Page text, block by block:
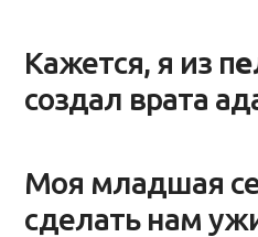
Кажется, я из п
создал врата
Моя младшая
сделать нам